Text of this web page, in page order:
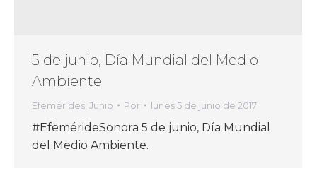
5 de junio, Día Mundial del Medio
Ambiente
Efemérides Junio Por lunes 5 de junio de 2017
#EfemérideSonora 5 de junio, Día Mundial
del Medio Ambiente.